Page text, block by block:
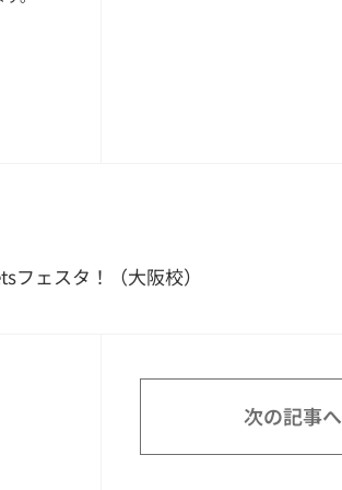
ェスタ！（大阪校）
次の記事へ